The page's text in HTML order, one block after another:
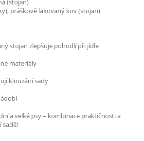
(stojan)
práškově lakovaný kov (stojan)
stojan zlepšuje pohodlí při jídle
materiály
klouzání sady
a velké psy – kombinace praktičnosti a
sadě!